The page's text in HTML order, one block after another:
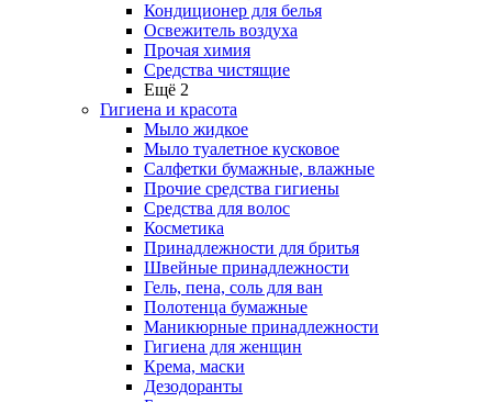
Кондиционер для белья
Освежитель воздуха
Прочая химия
Средства чистящие
Ещё 2
Гигиена и красота
Мыло жидкое
Мыло туалетное кусковое
Салфетки бумажные, влажные
Прочие средства гигиены
Средства для волос
Косметика
Принадлежности для бритья
Швейные принадлежности
Гель, пена, соль для ван
Полотенца бумажные
Маникюрные принадлежности
Гигиена для женщин
Крема, маски
Дезодоранты